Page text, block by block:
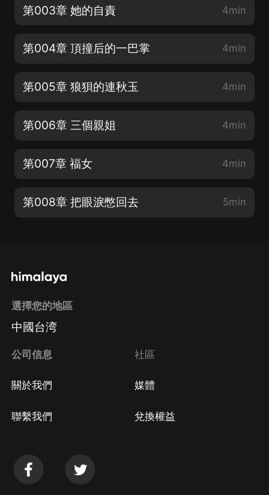
第003章 她的自責 4min
第004章 頂撞后的一巴掌 4min
第005章 狼狽的連秋玉 4min
第006章 三個親姐 4min
第007章 福女 4min
第008章 把眼淚憋回去 5min
選擇您的地區
中國台湾
公司信息
關於我們
聯繫我們
社區
媒體
兌換權益